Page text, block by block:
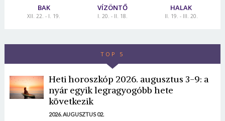
BAK
XII. 22. - I. 19.
VÍZÖNTŐ
I. 20. - II. 18.
HALAK
II. 19. - III. 20.
TOP 5
Heti horoszkóp 2026. augusztus 3-9: a
nyár egyik legragyogóbb hete
következik
2026. AUGUSZTUS 02.